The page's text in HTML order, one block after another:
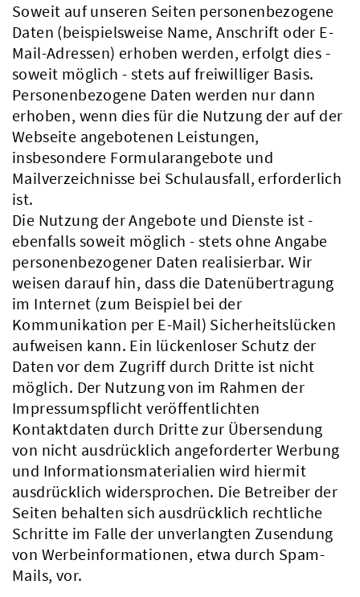
Soweit auf unseren Seiten personenbezogene
Daten (beispielsweise Name, Anschrift oder E-
Mail-Adressen) erhoben werden, erfolgt dies -
soweit möglich - stets auf freiwilliger Basis.
Personenbezogene Daten werden nur dann
erhoben, wenn dies für die Nutzung der auf der
Webseite angebotenen Leistungen,
insbesondere Formularangebote und
Mailverzeichnisse bei Schulausfall, erforderlich
ist.
Die Nutzung der Angebote und Dienste ist -
ebenfalls soweit möglich - stets ohne Angabe
personenbezogener Daten realisierbar. Wir
weisen darauf hin, dass die Datenübertragung
im Internet (zum Beispiel bei der
Kommunikation per E-Mail) Sicherheitslücken
aufweisen kann. Ein lückenloser Schutz der
Daten vor dem Zugriff durch Dritte ist nicht
möglich. Der Nutzung von im Rahmen der
Impressumspflicht veröffentlichten
Kontaktdaten durch Dritte zur Übersendung
von nicht ausdrücklich angeforderter Werbung
und Informationsmaterialien wird hiermit
ausdrücklich widersprochen. Die Betreiber der
Seiten behalten sich ausdrücklich rechtliche
Schritte im Falle der unverlangten Zusendung
von Werbeinformationen, etwa durch Spam-
Mails, vor.